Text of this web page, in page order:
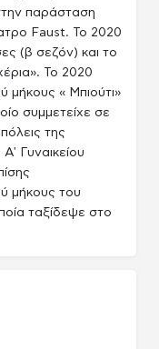
παράσταση
Faust. Το 2020
(β σεζόν) και το
Το 2020
μήκους « Mπιούτι»
συμμετείχε σε
της
Γυναικείου
μήκους του
ταξίδεψε στο